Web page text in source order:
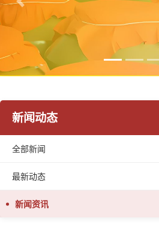
上一张
新闻动态
全部新闻
最新动态
新闻资讯